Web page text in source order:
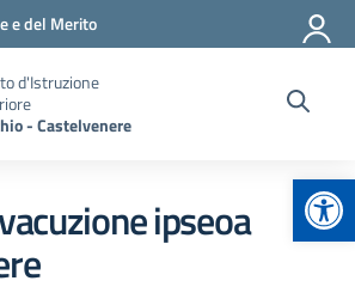
e del Merito
d'Istruzione
- Castelvenere
ipseoa